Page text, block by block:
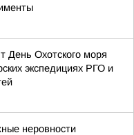
День Охотского моря
экспедициях РГО и
неровности